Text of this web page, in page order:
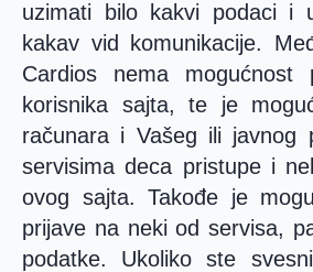
uzimati bilo kakvi podaci i
kakav vid komunikacije.
Cardios nema mogućnost
korisnika sajta, te je
računara i Vašeg ili javnog
servisima deca pristupe i
ovog sajta. Takođe je
prijave na neki od servisa,
podatke. Ukoliko ste